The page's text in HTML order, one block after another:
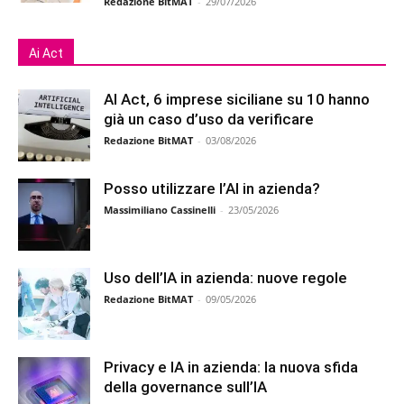
Ai Act
AI Act, 6 imprese siciliane su 10 hanno
già un caso d’uso da verificare
Redazione BitMAT - 03/08/2026
Posso utilizzare l’AI in azienda?
Massimiliano Cassinelli - 23/05/2026
Uso dell’IA in azienda: nuove regole
Redazione BitMAT - 09/05/2026
Privacy e IA in azienda: la nuova sfida
della governance sull’IA